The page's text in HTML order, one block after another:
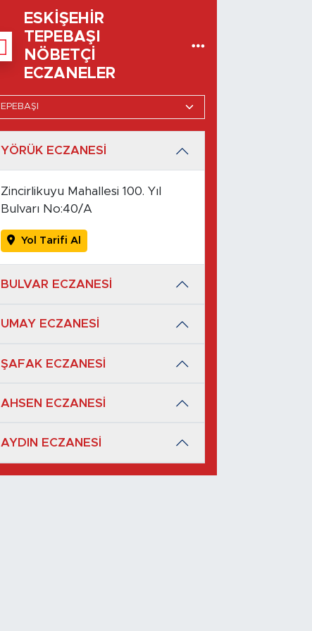
ESKIŞEHIR
TEPEBAŞI
NÖBETÇI
ECZANELER
YÖRÜK ECZANESİ
Zincirlikuyu Mahallesi 100. Yıl
Bulvarı No:40/A
Yol Tarifi Al
BULVAR ECZANESİ
UMAY ECZANESİ
ŞAFAK ECZANESİ
AHSEN ECZANESİ
AYDIN ECZANESİ